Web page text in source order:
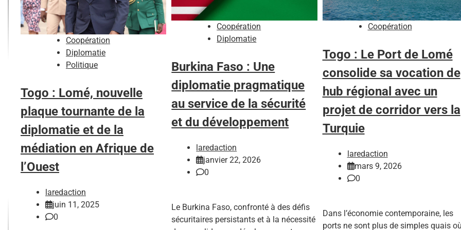
Coopération
Diplomatie
Politique
Togo : Lomé, nouvelle
plaque tournante de la
diplomatie et de la
médiation en Afrique de
l’Ouest
laredaction
juin 11, 2025
0
Coopération
Diplomatie
Burkina Faso : Une
diplomatie pragmatique
au service de la sécurité
et du développement
laredaction
janvier 22, 2026
0
Le Burkina Faso, confronté à des défis
sécuritaires persistants et à la nécessité
Coopération
Togo : Le Port de Lomé
consolide sa vocation de
hub régional avec un
projet de corridor vers la
Turquie
laredaction
mars 9, 2026
0
Dans l’économie contemporaine, les
ports ne sont plus de simples quais